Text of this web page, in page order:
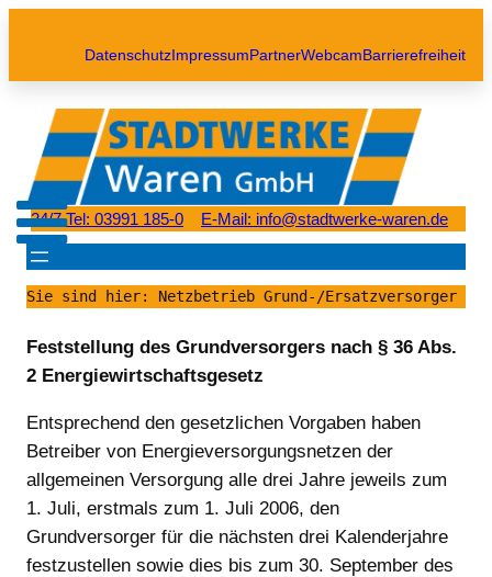
DatenschutzImpressumPartnerWebcamBarrierefreiheit
24/7 Tel: 03991 185-0 E-Mail: info@stadtwerke-waren.de
Sie sind hier: Netzbetrieb Grund-/Ersatzversorger
Feststellung des Grundversorgers nach § 36 Abs.
2 Energiewirtschaftsgesetz
Entsprechend den gesetzlichen Vorgaben haben
Betreiber von Energieversorgungsnetzen der
allgemeinen Versorgung alle drei Jahre jeweils zum
1. Juli, erstmals zum 1. Juli 2006, den
Grundversorger für die nächsten drei Kalenderjahre
festzustellen sowie dies bis zum 30. September des